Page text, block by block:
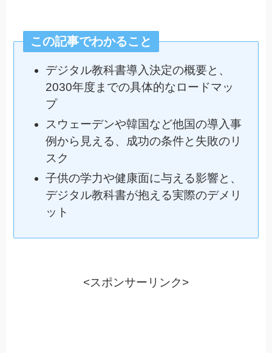
この記事でわかること
デジタル教科書導入決定の概要と、
2030年度までの具体的なロードマッ
プ
スウェーデンや韓国など他国の導入事
例から見える、成功の条件と失敗のリ
スク
子供の学力や健康面に与える影響と、
デジタル教科書が抱える実際のデメリ
ット
<スポンサーリンク>